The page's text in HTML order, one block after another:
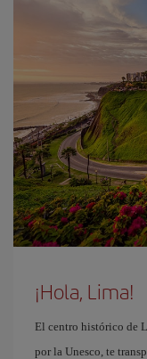
¡Hola, Lima!
El centro histórico de
por la Unesco, te